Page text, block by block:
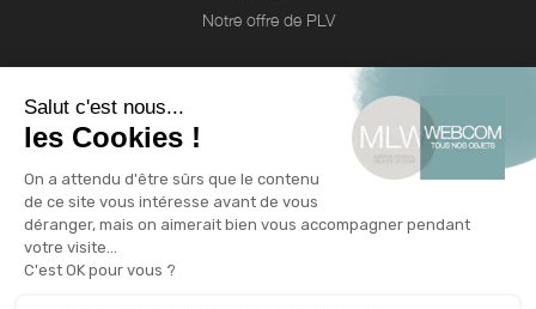
Notre offre de PLV
Agences de communication
Administrations
Associations